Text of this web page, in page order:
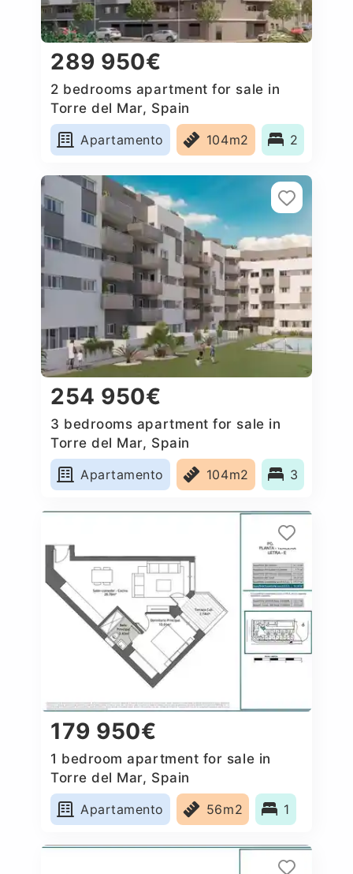
289 950€
2 bedrooms apartment for sale in
Torre del Mar, Spain
Apartamento
104m2 2
254 950€
3 bedrooms apartment for sale in
Torre del Mar, Spain
Apartamento
104m2 3
179 950€
1 bedroom apartment for sale in
Torre del Mar, Spain
Apartamento
56m2 1